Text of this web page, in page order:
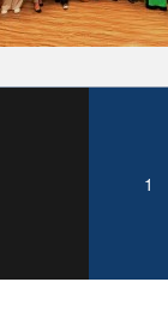
1